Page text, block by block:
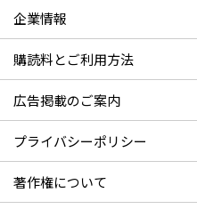
企業情報
購読料とご利用方法
広告掲載のご案内
プライバシーポリシー
著作権について